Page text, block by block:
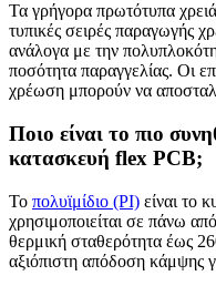
Τα γρήγορα πρωτότυπα
τυπικές σειρές παραγωγής
ανάλογα με την
ποσότητα παραγγελίας. Οι
χρέωση μπορούν να
Ποιο είναι το πιο
κατασκευή flex PCB;
Το πολυϊμίδιο (PI) είναι το
χρησιμοποιείται σε πάνω
θερμική σταθερότητα έως
αξιόπιστη απόδοση κάμψης